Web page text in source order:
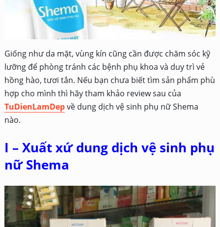
Giống như da mặt, vùng kín cũng cần được chăm sóc kỹ
lưỡng để phòng tránh các bệnh phụ khoa và duy trì vẻ
hồng hào, tươi tắn. Nếu bạn chưa biết tìm sản phẩm phù
hợp cho mình thì hãy tham khảo review sau của
TuDienLamDepvề dung dịch vệ sinh phụ nữ Shema
nào.
I – Xuất xứ dung dịch vệ sinh phụ
nữ Shema